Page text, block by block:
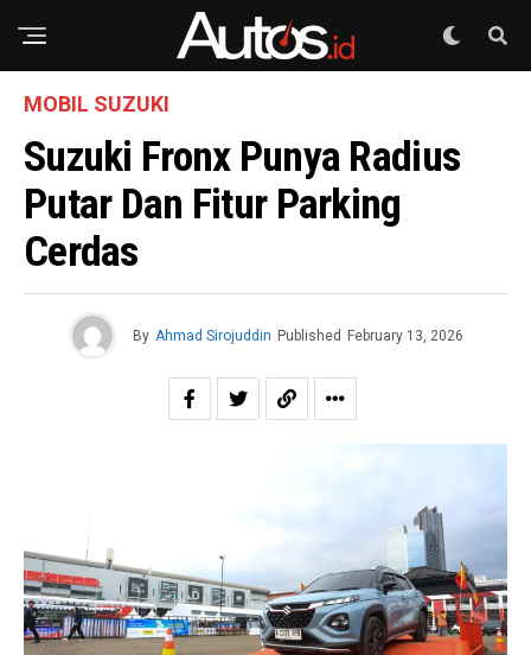
MOBIL SUZUKI
Suzuki Fronx Punya Radius
Putar Dan Fitur Parking
Cerdas
By Ahmad Sirojuddin Published February 13, 2026